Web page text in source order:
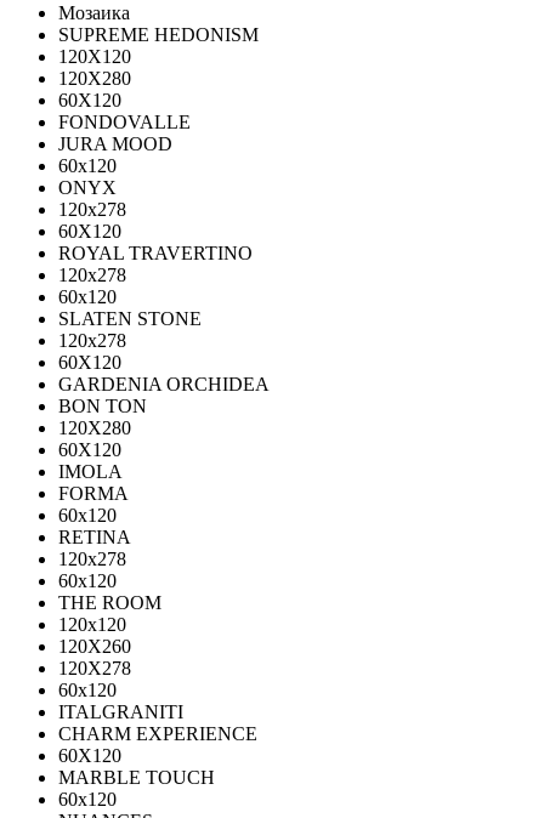
Мозаика
SUPREME HEDONISM
120X120
120X280
60X120
FONDOVALLE
JURA MOOD
60х120
ONYX
120х278
60X120
ROYAL TRAVERTINO
120х278
60х120
SLATEN STONE
120х278
60X120
GARDENIA ORCHIDEA
BON TON
120X280
60X120
IMOLA
FORMA
60x120
RETINA
120x278
60x120
THE ROOM
120x120
120X260
120X278
60x120
ITALGRANITI
CHARM EXPERIENCE
60X120
MARBLE TOUCH
60х120